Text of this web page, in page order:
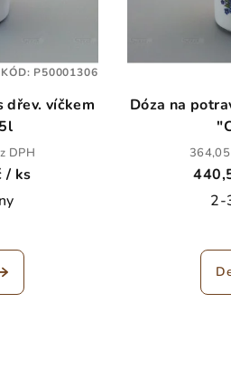
dřev. víčkem
DPH
/ ks
KÓD: P50001306
Dóza na
364,05
2-